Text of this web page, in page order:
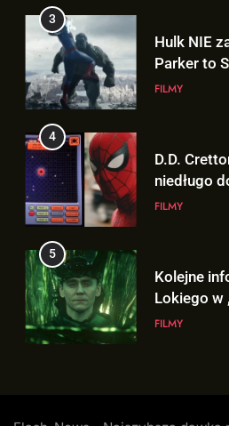
4
D.D.
niedługo
sceny po
MAN:
5
Kolejne
Lokiego w
6
Trailer
ENCORE”
3
Hulk NIE
Parker to
FILMY
4
D.D.
niedługo
sceny po
FILMY
5
Kolejne
Lokiego w
FILMY